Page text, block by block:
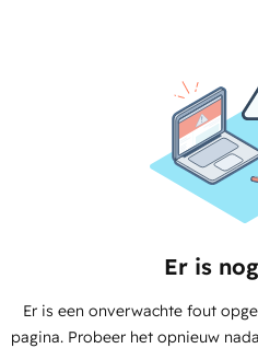
Er is
Er is een onverwachte fout
pagina. Probeer het opnieuw